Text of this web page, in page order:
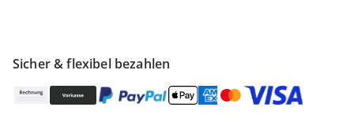
Sicher & flexibel bezahlen